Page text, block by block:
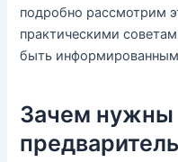
подробно рассмотрим
практическими
быть
Зачем нужны